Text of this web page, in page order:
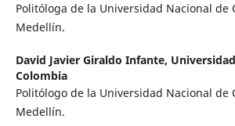
Politóloga de la Universidad Nacional de
Medellín.
David Javier Giraldo Infante,
Colombia
Politólogo de la Universidad Nacional de
Medellín.